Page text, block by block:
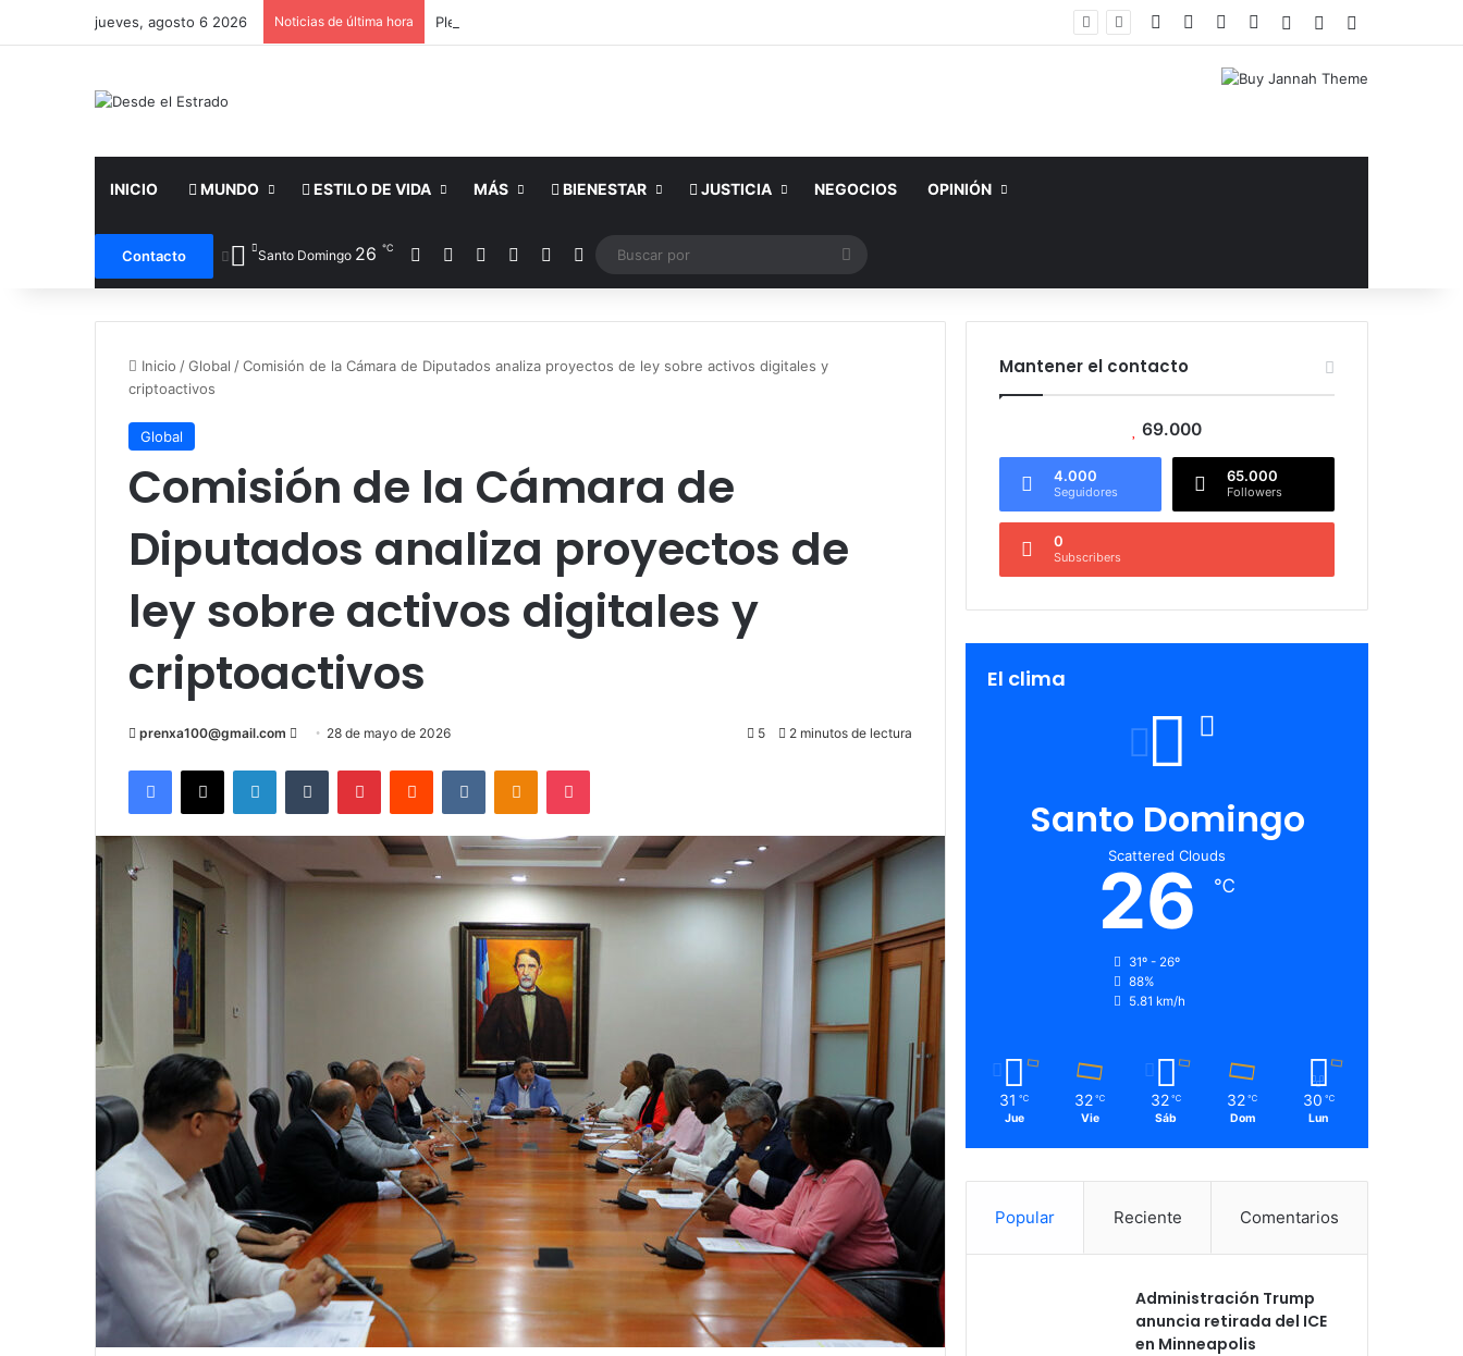
jueves, agosto 6 2026 Noticias de última hora Facebook YouTubeInstagramAccesoPublicación al
INICIO MUNDO ESTILO DE VIDA MÁS BIENESTAR JUSTICIA NEGOCIOS OPINIÓN
Contacto Santo Domingo 26 ℃ Facebook YouTubeInstagramPublicación al azar
Switch skin
Buscar
por
Inicio /Global /Comisión de la Cámara de Diputados analiza proyectos de ley sobre activos digitales y
criptoactivos
Global
Comisión de la Cámara de
Diputados analiza proyectos de
ley sobre activos digitales y
criptoactivos
prenxa100@gmail.com
Send
email
28 de mayo de 2026 5 2 minutos de lectura
Facebook
X LinkedInTumblr PinterestReddit VKontakteOdnoklassniki
Pocket
Mantener el contacto
69.000
4.000
Seguidores
65.000
Followers
0
Subscribers
El clima
Santo Domingo
Scattered Clouds
26 ℃
31º - 26º
88%
5.81 km/h
31 ℃
Jue
32 ℃
Vie
32 ℃
Sáb
32 ℃
Dom
30 ℃
Lun
Popular Reciente Comentarios
Administración Trump
anuncia retirada del ICE
en Minneapolis